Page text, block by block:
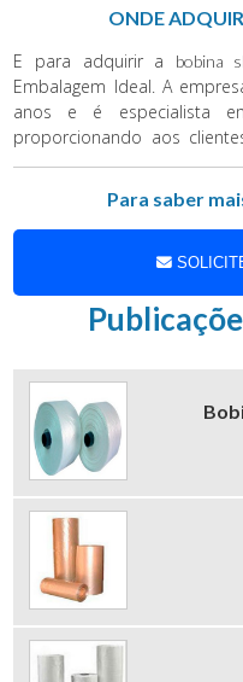
ONDE
E para adquirir a
bobina
Embalagem Ideal. A
anos e é especialista
proporcionando aos
com preço acessível. O
proporcionar ótima relação
perdas dos clientes e
otimização. O atendimento
de acordo com as
cada consumidor. Por isso,
dos consultores para
e conhecer
Para saber